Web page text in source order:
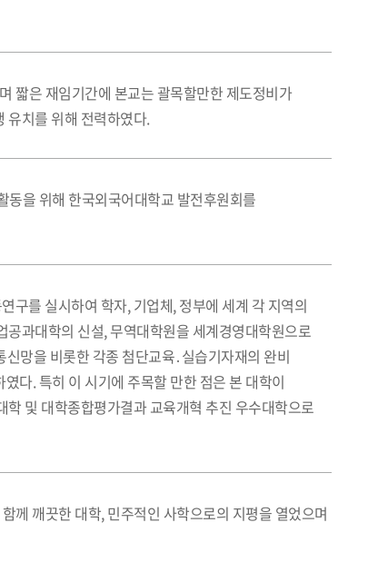
짧은 재임기간에 본교는 괄목할만한 제도정비가
유치를 위해 전력하였다.
을 위해 한국외국어대학교 발전후원회를
구를 실시하여 학자, 기업체, 정부에 세계 각 지역의
과대학의 신설, 무역대학원을 세계경영대학원으로
망을 비롯한 각종 첨단교육․실습기자재의 완비
다. 특히 이 시기에 주목할 만한 점은 본 대학이
및 대학종합평가결과 교육개혁 추진 우수대학으로
께 깨끗한 대학, 민주적인 사학으로의 지평을 열었으며